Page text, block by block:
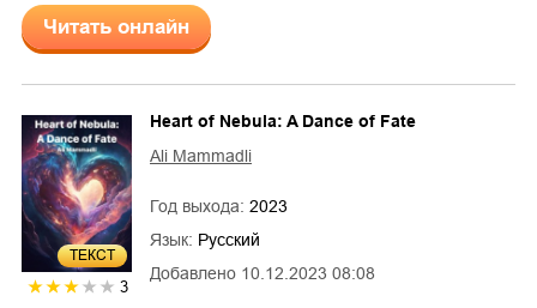
Читать онлайн
ТЕКСТ
3
Добавлено 10.12.2023 08:08
Heart of Nebula: A Dance of Fate
Ali Mammadli
Год выхода: 2023
Язык: Русский